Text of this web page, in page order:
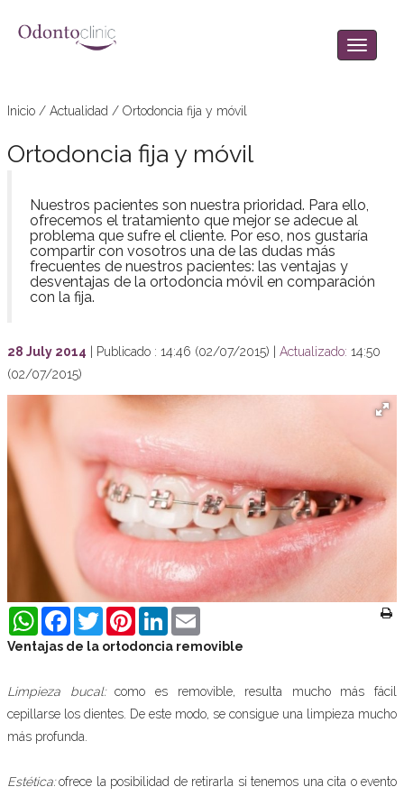
Inicio / Actualidad / Ortodoncia fija y móvil
Ortodoncia fija y móvil
Nuestros pacientes son nuestra prioridad. Para ello,
ofrecemos el tratamiento que mejor se adecue al
problema que sufre el cliente. Por eso, nos gustaría
compartir con vosotros una de las dudas más
frecuentes de nuestros pacientes: las ventajas y
desventajas de la ortodoncia móvil en comparación
con la fija.
28 July 2014 Publicado : 14:46 (02/07/2015) | Actualizado: 14:50
(02/07/2015)
WhatsAppFacebookTwitterPinterestLinkedIn
Ventajas de la ortodoncia removible
Limpieza bucal:como es removible, resulta mucho más fácil
cepillarse los dientes. De este modo, se consigue una limpieza mucho
más profunda.
Estética:ofrece la posibilidad de retirarla si tenemos una cita o evento